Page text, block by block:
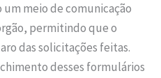
meio de comunicação
permitindo que o
das solicitações feitas.
desses formulários